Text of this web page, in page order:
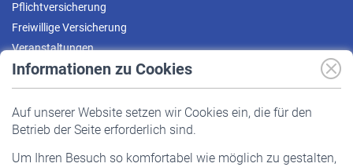
Informationen zu Cookies
Auf unserer Website setzen wir Cookies ein, die für den
Betrieb der Seite erforderlich sind.
Um Ihren Besuch so komfortabel wie möglich zu gestalten,
Pflichtversicherung
Freiwillige Versicherung
Veranstaltungen
Pflichtversicherung
Staatliche Förderung